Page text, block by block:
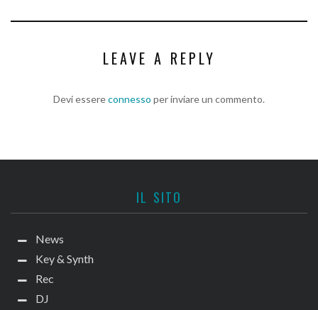
LEAVE A REPLY
Devi essereconnesso per inviare un commento.
IL SITO
News
Key & Synth
Rec
DJ